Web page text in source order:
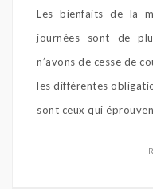
Les bienfaits de la
journées sont de
n’avons de cesse de
les différentes
sont ceux qui